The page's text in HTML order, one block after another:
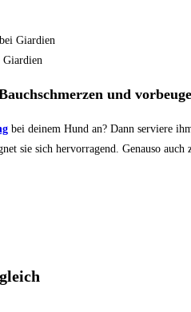
Giardien
und
bei deinem Hund an? Dann serviere
sie sich hervorragend. Genauso auch